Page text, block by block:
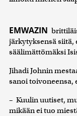
EMWAZIN
järkytyksensä
säälimättömäksi
Jihadi Johnin
sanoi toivoneensa,
– Kuulin uutiset,
mikään ei tuo